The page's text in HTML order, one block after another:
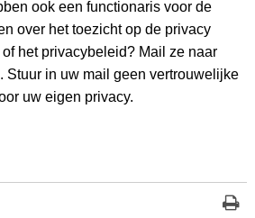
ook een functionaris voor de
over het toezicht op de privacy
het privacybeleid? Mail ze naar
. Stuur in uw mail geen vertrouwelijke
uw eigen privacy.